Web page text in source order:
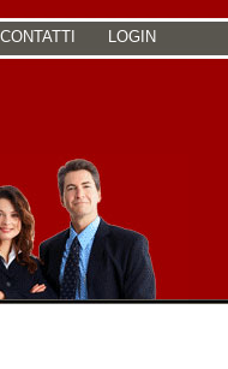
CONTATTI LOGIN